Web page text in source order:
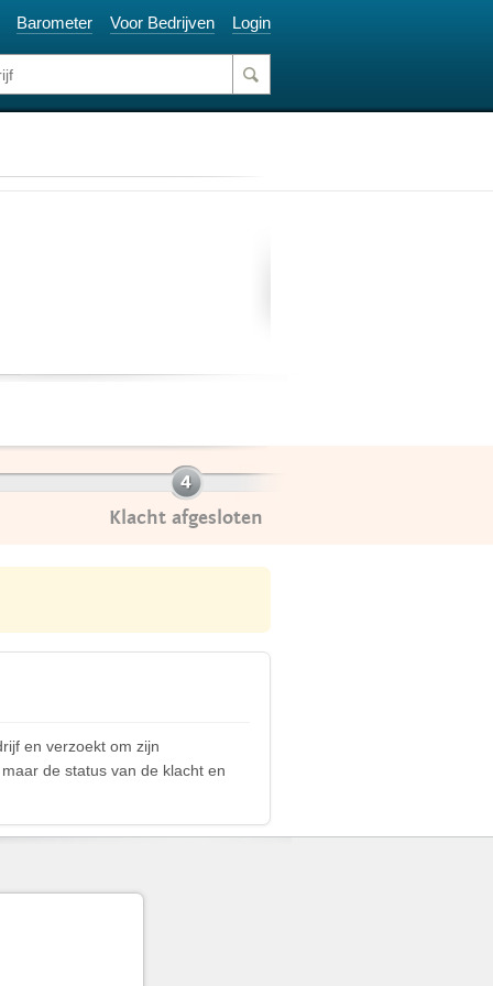
Barometer Voor Bedrijven Login
Klacht afgesloten
en verzoekt om zijn
de status van de klacht en